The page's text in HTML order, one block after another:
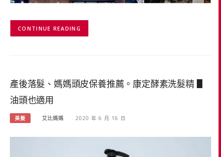
CONTINUE READING
產後落髮、媽媽頭皮保養推薦。康定酵素洗髮精 ▋
油頭也適用
美髮 艾比媽媽 2020 年 6 月 16 日